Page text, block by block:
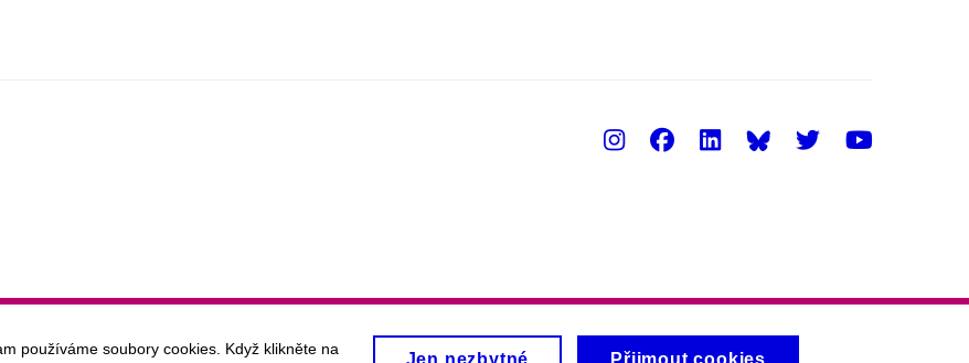
Instagram
Facebook
LinkedInTwitter
používáme soubory cookies. Když klikněte na
Jen nezbytné Přijmout cookies